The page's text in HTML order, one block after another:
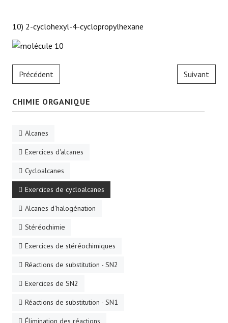
10) 2-cyclohexyl-4-cyclopropylhexane
Précédent Suivant
CHIMIE ORGANIQUE
Alcanes
Exercices d'alcanes
Cycloalcanes
Exercices de cycloalcanes
Alcanes d'halogénation
Stéréochimie
Exercices de stéréochimiques
Réactions de substitution - SN2
Exercices de SN2
Réactions de substitution - SN1
Élimination des réactions